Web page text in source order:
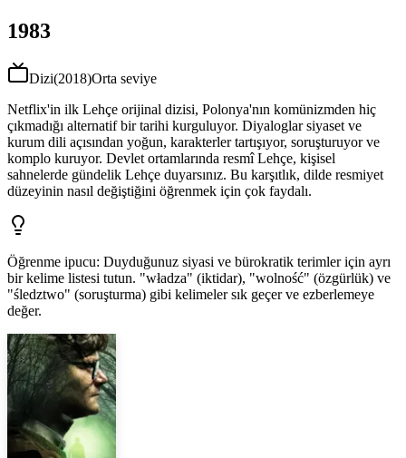
1983
Dizi(2018)Orta seviye
Netflix'in ilk Lehçe orijinal dizisi, Polonya'nın komünizmden hiç
çıkmadığı alternatif bir tarihi kurguluyor. Diyaloglar siyaset ve
kurum dili açısından yoğun, karakterler tartışıyor, soruşturuyor ve
komplo kuruyor. Devlet ortamlarında resmî Lehçe, kişisel
sahnelerde gündelik Lehçe duyarsınız. Bu karşıtlık, dilde resmiyet
düzeyinin nasıl değiştiğini öğrenmek için çok faydalı.
Öğrenme ipucu: Duyduğunuz siyasi ve bürokratik terimler için ayrı
bir kelime listesi tutun. "władza" (iktidar), "wolność" (özgürlük) ve
"śledztwo" (soruşturma) gibi kelimeler sık geçer ve ezberlemeye
değer.